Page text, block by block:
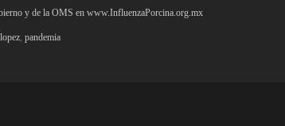
y de la OMS en www.InfluenzaPorcina.org.mx
, pandemia